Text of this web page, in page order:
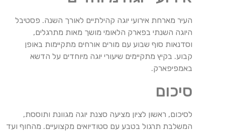
העיר מארחת אירועי יוגה קהילתיים לאורך השנה. פסטיבל
היוגה השנתי בפארק הלאומי מושך מאות מתרגלים,
וסדנאות סוף שבוע עם מורים אורחים מתקיימות באופן
קבוע. בקיץ מתקיימים שיעורי יוגה מיוחדים על הדשא
באמפיפארק.
סיכום
לסיכום, ראשון לציון מציעה סצנת יוגה מגוונת ותוססת,
המשלבת תרגול בטבע עם סטודיואים מקצועיים. מהחוף ועד